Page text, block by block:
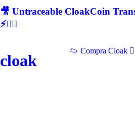
🎥 Untraceable CloakCoin
⚡🕵‍♂
cloak
Compra Cloak